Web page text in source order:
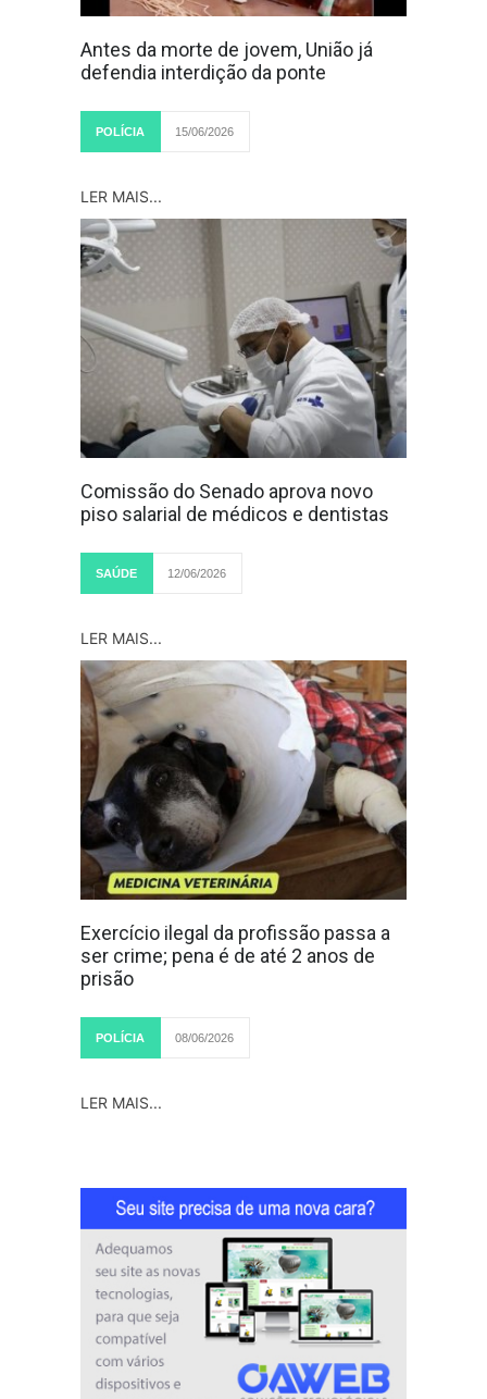
Antes da morte de jovem, União já
defendia interdição da ponte
POLÍCIA 15/06/2026
LER MAIS...
Comissão do Senado aprova novo
piso salarial de médicos e dentistas
SAÚDE 12/06/2026
LER MAIS...
Exercício ilegal da profissão passa a
ser crime; pena é de até 2 anos de
prisão
POLÍCIA 08/06/2026
LER MAIS...